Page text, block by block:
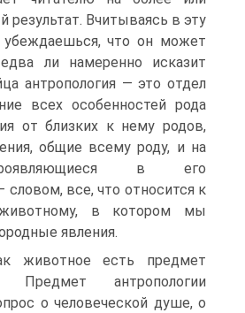
результат. Вчитываясь в эту
убеждаешься, что он может
ли намеренно исказит
антропология — это отдел
всех особенностей рода
от близких к нему родов,
общие всему роду, и на
в его
словом, все, что относится к
в котором мы
явления.
животное есть предмет
Предмет антропологии
о человеческой душе, о